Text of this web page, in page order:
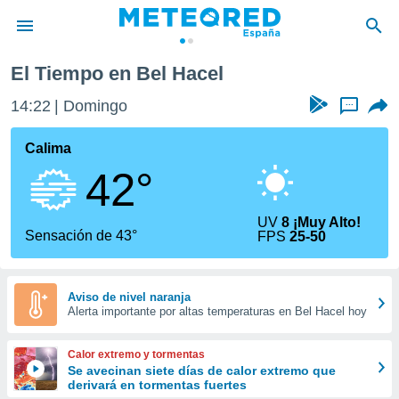
de
por
que se
calidad.
a este
las
y
forma
digital
basada
El Tiempo en Bel Hacel
14:22 Domingo ...
Calima
42°
Sensación de 43°
UV8 ¡Muy Alto!
FPS25-50
Aviso de nivel naranja
Alerta importante por altas temperaturas en Bel Hacel hoy
Calor extremo y tormentas
Se avecinan siete días de calor extremo que
derivará en tormentas fuertes